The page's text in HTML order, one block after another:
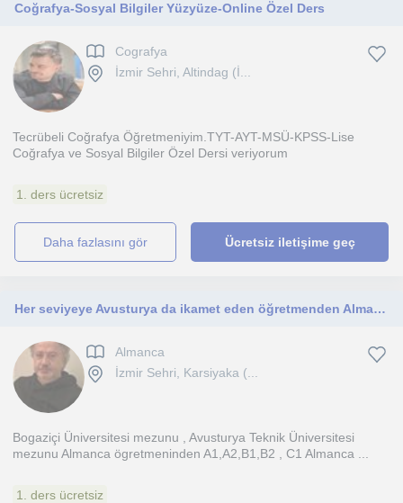
Coğrafya-Sosyal Bilgiler Yüzyüze-Online Özel Ders
Cografya
İzmir Sehri, Altindag (İ...
Tecrübeli Coğrafya Öğretmeniyim.TYT-AYT-MSÜ-KPSS-Lise
Coğrafya ve Sosyal Bilgiler Özel Dersi veriyorum
1. ders ücretsiz
daha fazlasını gör Ücretsiz iletişime geç
Her seviyeye Avusturya da ikamet eden öğretmenden Almanca dersleri
Almanca
İzmir Sehri, Karsiyaka (...
Bogaziçi Üniversitesi mezunu , Avusturya Teknik Üniversitesi
mezunu Almanca ögretmeninden A1,A2,B1,B2 , C1 Almanca ...
1. ders ücretsiz